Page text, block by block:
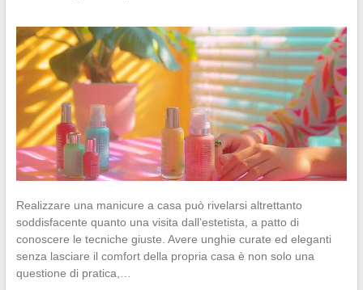
Realizzare una manicure a casa può rivelarsi altrettanto
soddisfacente quanto una visita dall’estetista, a patto di
conoscere le tecniche giuste. Avere unghie curate ed eleganti
senza lasciare il comfort della propria casa è non solo una
questione di pratica,…